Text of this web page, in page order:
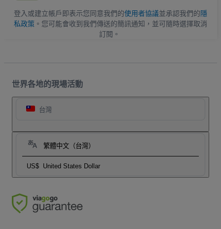
登入或建立帳戶即表示您同意我們的使用者協議並承認我們的隱
私政策 。您可能會收到我們傳送的簡訊通知，並可隨時選擇取消
訂閱。
世界各地的現場活動
台灣
繁體中文（台灣）
US$ United States Dollar